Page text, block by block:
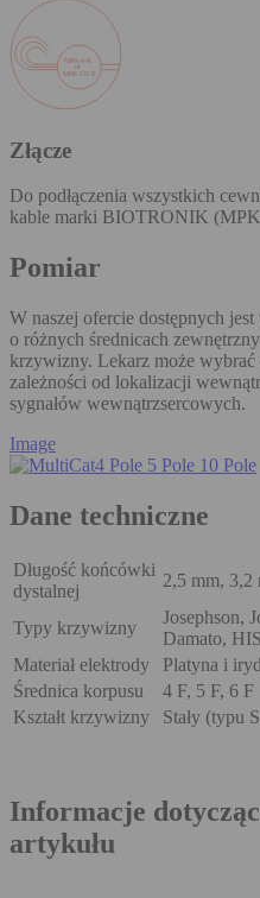
Złącze
Do podłączenia wszystkich
kable marki BIOTRONIK
Pomiar
W naszej ofercie dostępnych
o różnych średnicach
krzywizny. Lekarz może
zależności od lokalizacji
sygnałów wewnątrzsercowych.
Image
Dane techniczne
Długość końcówki
dystalnej
2,5 mm, 3,2
Typy krzywizny
Josephson,
Damato,
Materiał elektrody
Platyna i
Średnica korpusu
4 F, 5 F, 6 F
Kształt krzywizny
Stały (typu
Informacje
artykułu